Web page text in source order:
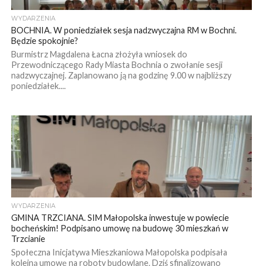
WYDARZENIA
BOCHNIA. W poniedziałek sesja nadzwyczajna RM w Bochni.
Będzie spokojnie?
Burmistrz Magdalena Łacna złożyła wniosek do
Przewodniczącego Rady Miasta Bochnia o zwołanie sesji
nadzwyczajnej. Zaplanowano ją na godzinę 9.00 w najbliższy
poniedziałek....
WYDARZENIA
GMINA TRZCIANA. SIM Małopolska inwestuje w powiecie
bocheńskim! Podpisano umowę na budowę 30 mieszkań w
Trzcianie
Społeczna Inicjatywa Mieszkaniowa Małopolska podpisała
kolejną umowę na roboty budowlane. Dziś sfinalizowano